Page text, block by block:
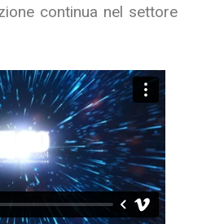
continua nel settore